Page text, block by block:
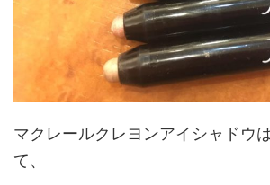
マクレールクレヨンアイシャドウ
て、